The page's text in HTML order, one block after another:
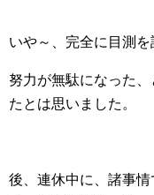
いや～、完全に目測を
努力が無駄になった
たとは思いました。
後、連休中に、諸事